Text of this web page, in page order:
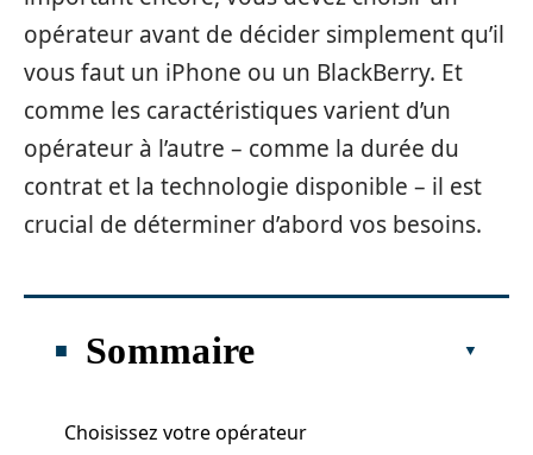
opérateur avant de décider simplement qu’il
vous faut un iPhone ou un BlackBerry. Et
comme les caractéristiques varient d’un
opérateur à l’autre – comme la durée du
contrat et la technologie disponible – il est
crucial de déterminer d’abord vos besoins.
Sommaire
Choisissez votre opérateur